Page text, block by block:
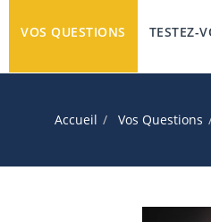
VOS QUESTIONS TESTEZ-
Accueil Vos Questions